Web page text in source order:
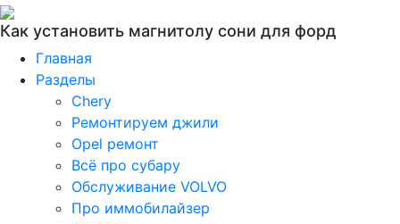
Как установить магнитолу сони для форд
Главная
Разделы
Chery
Ремонтируем джили
Opel ремонт
Всё про субару
Обслуживание VOLVO
Про иммобилайзер